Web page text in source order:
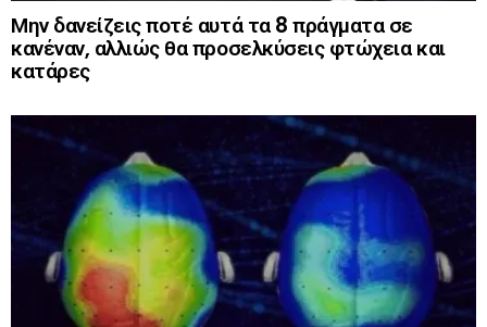
Μην δανείζεις ποτέ αυτά τα 8 πράγματα σε
κανέναν, αλλιώς θα προσελκύσεις φτώχεια και
κατάρες